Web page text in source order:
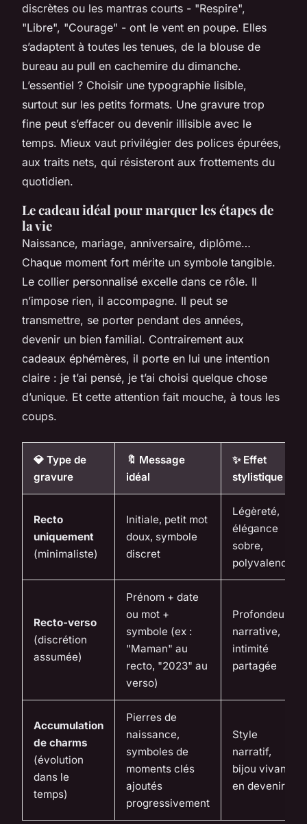
discrètes ou les mantras courts - "Respire",
"Libre", "Courage" - ont le vent en poupe. Elles
s’adaptent à toutes les tenues, de la blouse de
bureau au pull en cachemire du dimanche.
L’essentiel ? Choisir une typographie lisible,
surtout sur les petits formats. Une gravure trop
fine peut s’effacer ou devenir illisible avec le
temps. Mieux vaut privilégier des polices épurées,
aux traits nets, qui résisteront aux frottements du
quotidien.
Le cadeau idéal pour marquer les étapes de
la vie
Naissance, mariage, anniversaire, diplôme…
Chaque moment fort mérite un symbole tangible.
Le collier personnalisé excelle dans ce rôle. Il
n’impose rien, il accompagne. Il peut se
transmettre, se porter pendant des années,
devenir un bien familial. Contrairement aux
cadeaux éphémères, il porte en lui une intention
claire : je t’ai pensé, je t’ai choisi quelque chose
d’unique. Et cette attention fait mouche, à tous les
coups.
💎 Type de
gravure
🔖 Message
idéal
✨ Effet
stylistique
Recto
uniquement
(minimaliste)
Initiale, petit mot
doux, symbole
discret
Légèreté,
élégance
sobre,
polyvalence
Recto-verso
(discrétion
assumée)
Prénom + date
ou mot +
symbole (ex :
"Maman" au
recto, "2023" au
verso)
Profondeur
narrative,
intimité
partagée
Accumulation
de charms
(évolution
dans le
temps)
Pierres de
naissance,
symboles de
moments clés
ajoutés
progressivement
Style
narratif,
bijou vivant,
en devenir